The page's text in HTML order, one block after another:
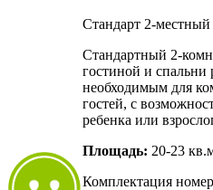
Стандарт 2-
Стандартный 2-
гостиной и
необходимым для
гостей, с
ребенка или
Площадь: 20-23
Комплектация